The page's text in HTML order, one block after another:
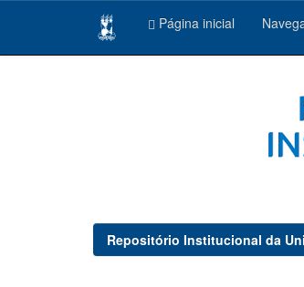
Página inicial
Repositório Institucional da